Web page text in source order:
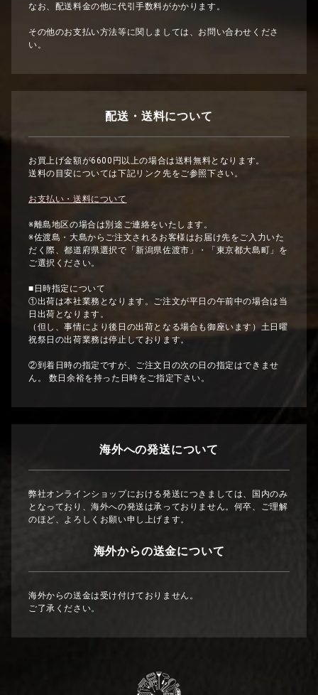
なお、配送料金の他に代引手数料がかかります。
その他のお支払い方法等に関しましては、お問い合わせくださ
い。
配送・送料について
お買上げ金額が6600円以上の場合は送料無料となります。
送料の目安については下記リンク先をご参照下さい。
お支払い・送料について
※離島地区の場合は別途ご連絡をいたします。
※佐渡島・大島からご注文されるお客様はお届け先をご入力いた
だく際、都道府県選択で「新潟県佐渡市」・「東京都大島町」を
ご選択ください。
■日時指定について
①出荷は本社業務となります。ご注文が平日の午前中の場合は当
日出荷となります。
（但し、事情により後日の出荷となる場合も御座います）土日曜
祝祭日の出荷業務は停止しております。
②到着日時の指定ですが、ご注文日の次の日の指定はできませ
ん。 数日余裕を持った日時をご指定下さい。
海外への発送について
弊社オンラインショップにおける発送につきましては、国内のみ
となっており、海外への発送は承っておりません。何卒、ご理解
のほど、よろしくお願い申し上げます。
海外からの送金について
海外からの送金は受け付けておりません。
ご了承ください。